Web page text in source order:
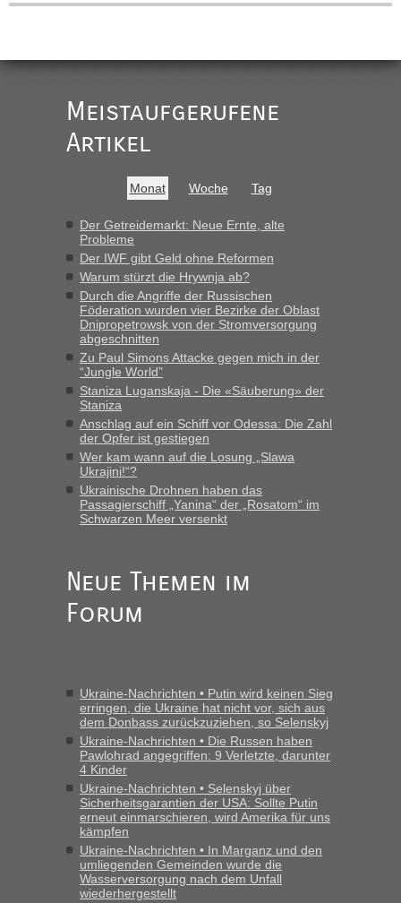
Meistaufgerufene
Artikel
Monat Woche Tag
Der Getreidemarkt: Neue Ernte, alte
Probleme
Der IWF gibt Geld ohne Reformen
Warum stürzt die Hrywnja ab?
Durch die Angriffe der Russischen
Föderation wurden vier Bezirke der Oblast
Dnipropetrowsk von der Stromversorgung
abgeschnitten
Zu Paul Simons Attacke gegen mich in der
“Jungle World”
Staniza Luganskaja - Die «Säuberung» der
Staniza
Anschlag auf ein Schiff vor Odessa: Die Zahl
der Opfer ist gestiegen
Wer kam wann auf die Losung „Slawa
Ukrajini!“?
Ukrainische Drohnen haben das
Passagierschiff „Yanina“ der „Rosatom“ im
Schwarzen Meer versenkt
Neue Themen im
Forum
Ukraine-Nachrichten • Putin wird keinen Sieg
erringen, die Ukraine hat nicht vor, sich aus
dem Donbass zurückzuziehen, so Selenskyj
Ukraine-Nachrichten • Die Russen haben
Pawlohrad angegriffen: 9 Verletzte, darunter
4 Kinder
Ukraine-Nachrichten • Selenskyj über
Sicherheitsgarantien der USA: Sollte Putin
erneut einmarschieren, wird Amerika für uns
kämpfen
Ukraine-Nachrichten • In Marganz und den
umliegenden Gemeinden wurde die
Wasserversorgung nach dem Unfall
wiederhergestellt